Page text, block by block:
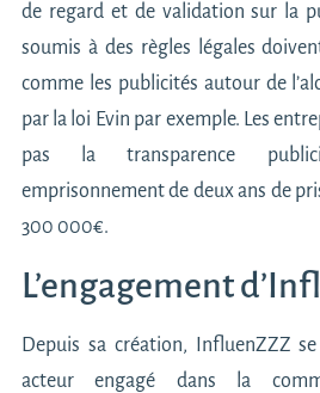
de regard et de validation sur la
soumis à des règles légales
comme les publicités autour de
par la loi Evin par exemple. Les
pas la transparence
emprisonnement de deux ans de
300 000€.
L’engagement
Depuis sa création, InfluenZZZ
acteur engagé dans la